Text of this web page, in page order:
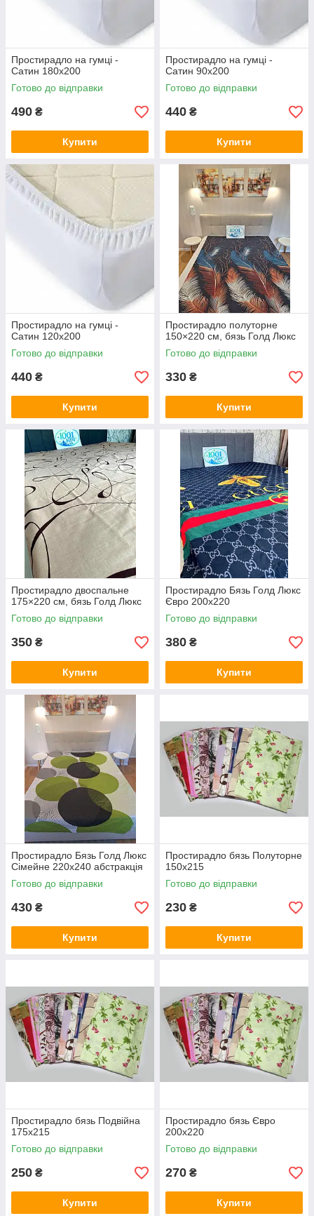
Простирадло на гумці -
Сатин 180х200
Готово до відправки
490 ₴
Купити
Простирадло на гумці -
Сатин 90х200
Готово до відправки
440 ₴
Купити
Простирадло на гумці -
Сатин 120х200
Готово до відправки
440 ₴
Купити
Простирадло полуторне
150×220 см, бязь Голд Люкс
Готово до відправки
330 ₴
Купити
Простирадло двоспальне
175×220 см, бязь Голд Люкс
Готово до відправки
350 ₴
Купити
Простирадло Бязь Голд Люкс
Євро 200х220
Готово до відправки
380 ₴
Купити
Простирадло Бязь Голд Люкс
Сімейне 220х240 абстракція
Готово до відправки
430 ₴
Купити
Простирадло бязь Полуторне
150х215
Готово до відправки
230 ₴
Купити
Простирадло бязь Подвійна
175х215
Готово до відправки
250 ₴
Купити
Простирадло бязь Євро
200х220
Готово до відправки
270 ₴
Купити